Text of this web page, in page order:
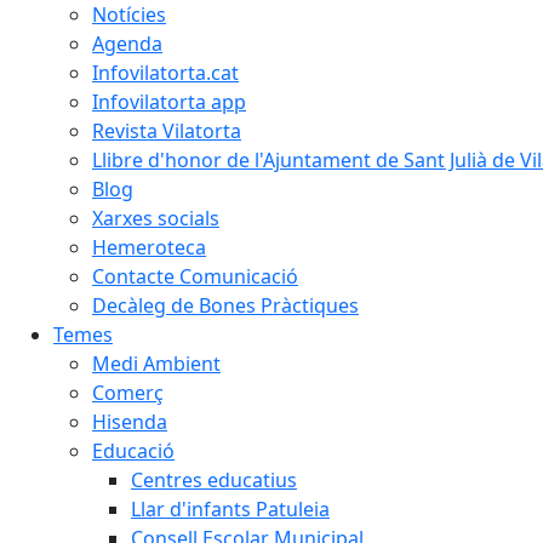
Notícies
Agenda
Infovilatorta.cat
Infovilatorta app
Revista Vilatorta
Llibre d'honor de l'Ajuntament de Sant Julià de
Blog
Xarxes socials
Hemeroteca
Contacte Comunicació
Decàleg de Bones Pràctiques
Temes
Medi Ambient
Comerç
Hisenda
Educació
Centres educatius
Llar d'infants Patuleia